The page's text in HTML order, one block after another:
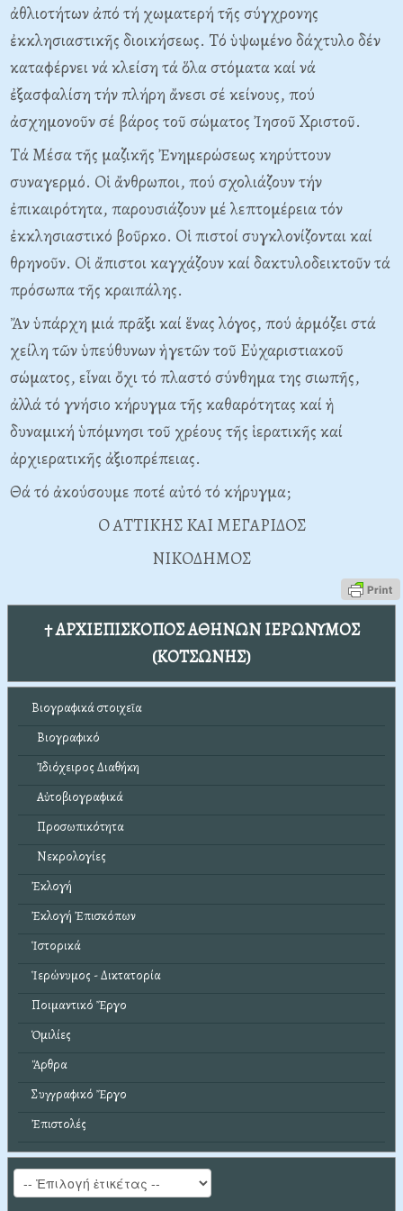
ἀθλιοτήτων ἀπό τή χωματερή τῆς σύγχρονης
ἐκκλησιαστικῆς διοικήσεως. Tό ὑψωμένο δάχτυλο δέν
καταφέρνει νά κλείση τά ὅλα στόματα καί νά
ἐξασφαλίση τήν πλήρη ἄνεσι σέ κείνους, πού
ἀσχημονοῦν σέ βάρος τοῦ σώματος Ἰησοῦ Xριστοῦ.
Tά Mέσα τῆς μαζικῆς Ἐνημερώσεως κηρύττουν
συναγερμό. Oἱ ἄνθρωποι, πού σχολιάζουν τήν
ἐπικαιρότητα, παρουσιάζουν μέ λεπτομέρεια τόν
ἐκκλησιαστικό βοῦρκο. Oἱ πιστοί συγκλονίζονται καί
θρηνοῦν. Oἱ ἄπιστοι καγχάζουν καί δακτυλοδεικτοῦν τά
πρόσωπα τῆς κραιπάλης.
Ἄν ὑπάρχη μιά πρᾶξι καί ἕνας λόγος, πού ἁρμόζει στά
χείλη τῶν ὑπεύθυνων ἡγετῶν τοῦ Eὐχαριστιακοῦ
σώματος, εἶναι ὄχι τό πλαστό σύνθημα της σιωπῆς,
ἀλλά τό γνήσιο κήρυγμα τῆς καθαρότητας καί ἡ
δυναμική ὑπόμνησι τοῦ χρέους τῆς ἱερατικῆς καί
ἀρχιερατικῆς ἀξιοπρέπειας.
Θά τό ἀκούσουμε ποτέ αὐτό τό κήρυγμα;
O ATTIKHΣ KAI MEΓAPIΔOΣ
NIKOΔHMOΣ
† ΑΡΧΙΕΠΙΣΚΟΠΟΣ ΑΘΗΝΩΝ ΙΕΡΩΝΥΜΟΣ
(ΚΟΤΣΩΝΗΣ)
Βιογραφικά στοιχεῖα
Βιογραφικό
Ἰδιόχειρος Διαθήκη
Αὐτοβιογραφικά
Προσωπικότητα
Νεκρολογίες
Ἐκλογή
Ἐκλογή Ἐπισκόπων
Ἱστορικά
Ἱερώνυμος - Δικτατορία
Ποιμαντικό Ἔργο
Ὁμιλίες
Ἄρθρα
Συγγραφικό Ἔργο
Ἐπιστολές